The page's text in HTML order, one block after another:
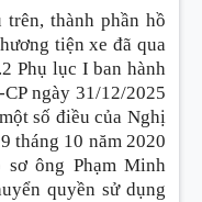
thành phần hồ
tiện xe đã qua
Phụ lục I ban hành
ngày 31/12/2025
số điều của Nghị
tháng 10 năm 2020
sơ ông Phạm Minh
quyền sử dụng